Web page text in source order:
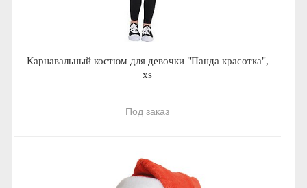
Карнавальный костюм для девочки "Панда красотка",
xs
Под заказ